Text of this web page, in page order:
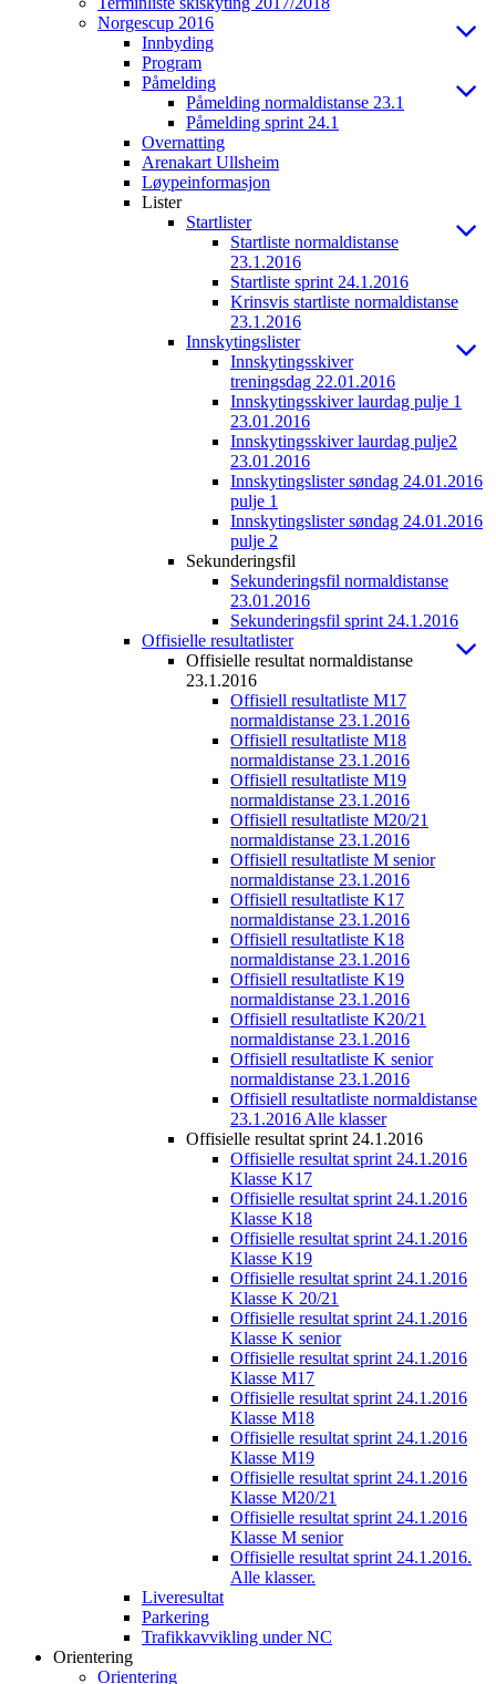
Norgescup 2016
Innbyding
Program
Påmelding
Påmelding normaldistanse 23.1
Påmelding sprint 24.1
Overnatting
Arenakart Ullsheim
Løypeinformasjon
Lister
Startlister
Startliste normaldistanse
23.1.2016
Startliste sprint 24.1.2016
Krinsvis startliste normaldistanse
23.1.2016
Innskytingslister
Innskytingsskiver
treningsdag 22.01.2016
Innskytingsskiver laurdag pulje 1
23.01.2016
Innskytingsskiver laurdag pulje2
23.01.2016
Innskytingslister søndag 24.01.2016
pulje 1
Innskytingslister søndag 24.01.2016
pulje 2
Sekunderingsfil
Sekunderingsfil normaldistanse
23.01.2016
Sekunderingsfil sprint 24.1.2016
Offisielle resultatlister
Offisielle resultat normaldistanse
23.1.2016
Offisiell resultatliste M17
normaldistanse 23.1.2016
Offisiell resultatliste M18
normaldistanse 23.1.2016
Offisiell resultatliste M19
normaldistanse 23.1.2016
Offisiell resultatliste M20/21
normaldistanse 23.1.2016
Offisiell resultatliste M senior
normaldistanse 23.1.2016
Offisiell resultatliste K17
normaldistanse 23.1.2016
Offisiell resultatliste K18
normaldistanse 23.1.2016
Offisiell resultatliste K19
normaldistanse 23.1.2016
Offisiell resultatliste K20/21
normaldistanse 23.1.2016
Offisiell resultatliste K senior
normaldistanse 23.1.2016
Offisiell resultatliste normaldistanse
23.1.2016 Alle klasser
Offisielle resultat sprint 24.1.2016
Offisielle resultat sprint 24.1.2016
Klasse K17
Offisielle resultat sprint 24.1.2016
Klasse K18
Offisielle resultat sprint 24.1.2016
Klasse K19
Offisielle resultat sprint 24.1.2016
Klasse K 20/21
Offisielle resultat sprint 24.1.2016
Klasse K senior
Offisielle resultat sprint 24.1.2016
Klasse M17
Offisielle resultat sprint 24.1.2016
Klasse M18
Offisielle resultat sprint 24.1.2016
Klasse M19
Offisielle resultat sprint 24.1.2016
Klasse M20/21
Offisielle resultat sprint 24.1.2016
Klasse M senior
Offisielle resultat sprint 24.1.2016.
Alle klasser.
Liveresultat
Parkering
Trafikkavvikling under NC
Orientering
Orientering